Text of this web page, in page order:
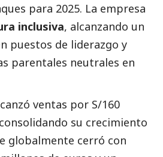
para 2025. La empresa
inclusiva, alcanzando un
puestos de liderazgo y
parentales neutrales en
ventas por S/160
su crecimiento
globalmente cerró con